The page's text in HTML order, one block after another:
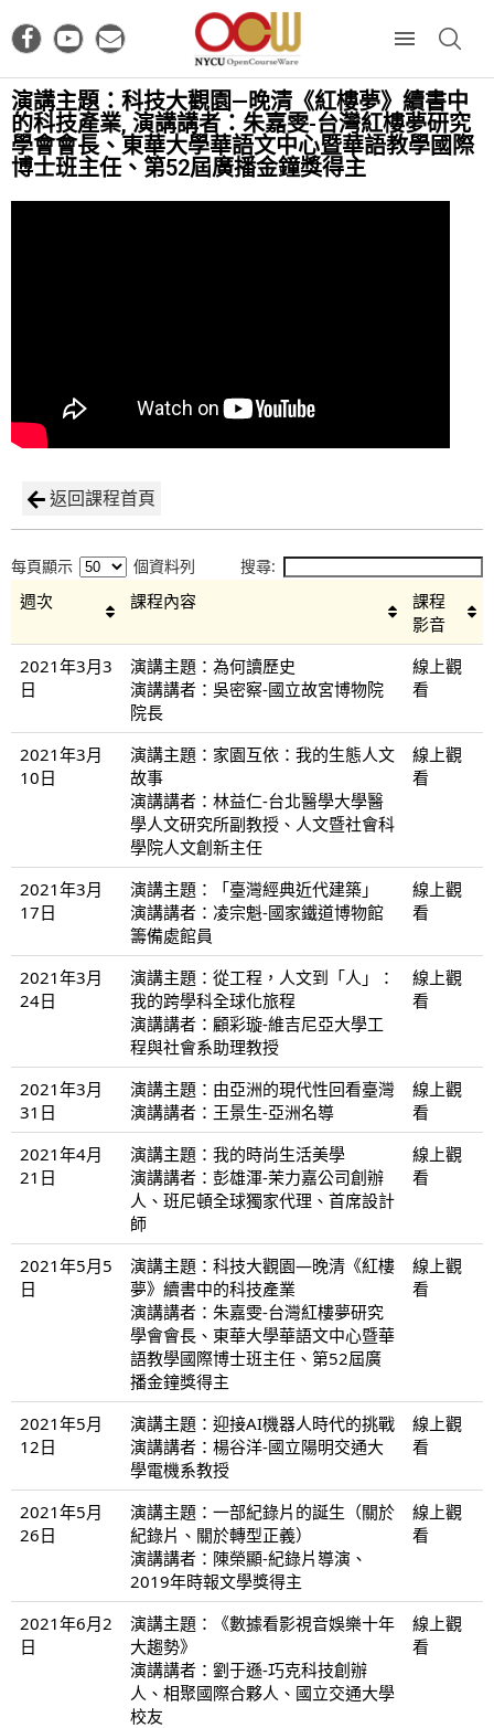
演講主題：科技大觀園—晚清《紅樓夢》續書中
的科技產業, 演講講者：朱嘉雯-台灣紅樓夢研究
學會會長、東華大學華語文中心暨華語教學國際
博士班主任、第52屆廣播金鐘獎得主
返回課程首頁
每頁顯示 個資料列 搜尋:
週次 課程內容
課程
影音
2021年3月3
日
演講主題：為何讀歷史
演講講者：吳密察-國立故宮博物院
院長
線上觀
看
2021年3月
10日
演講主題：家園互依：我的生態人文
故事
演講講者：林益仁-台北醫學大學醫
學人文研究所副教授、人文暨社會科
學院人文創新主任
線上觀
看
2021年3月
17日
演講主題：「臺灣經典近代建築」
演講講者：凌宗魁-國家鐵道博物館
籌備處館員
線上觀
看
2021年3月
24日
演講主題：從工程，人文到「人」：
我的跨學科全球化旅程
演講講者：顧彩璇-維吉尼亞大學工
程與社會系助理教授
線上觀
看
2021年3月
31日
演講主題：由亞洲的現代性回看臺灣
演講講者：王景生-亞洲名導
線上觀
看
2021年4月
21日
演講主題：我的時尚生活美學
演講講者：彭雄渾-茉力嘉公司創辦
人、班尼頓全球獨家代理、首席設計
師
線上觀
看
2021年5月5
日
演講主題：科技大觀園—晚清《紅樓
夢》續書中的科技產業
演講講者：朱嘉雯-台灣紅樓夢研究
學會會長、東華大學華語文中心暨華
語教學國際博士班主任、第52屆廣
播金鐘獎得主
線上觀
看
2021年5月
12日
演講主題：迎接AI機器人時代的挑戰
演講講者：楊谷洋-國立陽明交通大
學電機系教授
線上觀
看
2021年5月
26日
演講主題：一部紀錄片的誕生（關於
紀錄片、關於轉型正義）
演講講者：陳榮顯-紀錄片導演、
2019年時報文學獎得主
線上觀
看
2021年6月2
日
演講主題：《數據看影視音娛樂十年
大趨勢》
演講講者：劉于遜-巧克科技創辦
人、相聚國際合夥人、國立交通大學
校友
線上觀
看